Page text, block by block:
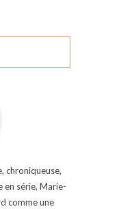
chroniqueuse,
en série, Marie-
comme une